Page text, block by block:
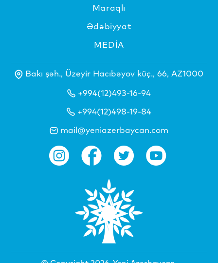
Maraqlı
Ədəbiyyat
MEDİA
Bakı şəh., Üzeyir Hacıbəyov küç., 66, AZ1000
+994(12)493-16-94
+994(12)498-19-84
mail@yeniazerbaycan.com